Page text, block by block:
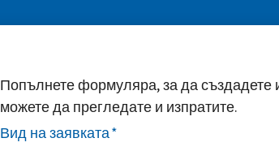
Попълнете формуляра, за да създадете
можете да прегледате и изпратите.
Вид на заявката*